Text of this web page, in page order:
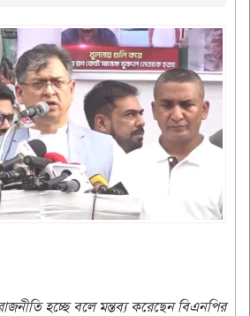
হচ্ছে বলে মন্তব্য করেছেন বিএনপির